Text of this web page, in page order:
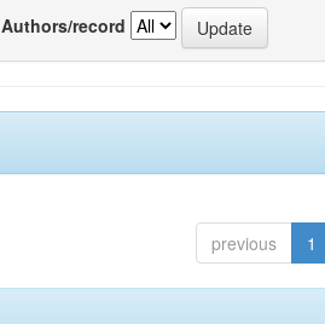
Authors/record
previous 1